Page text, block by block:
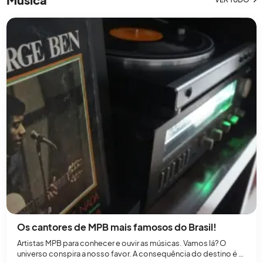
Os cantores de MPB mais famosos do Brasil!
Artistas MPB para conhecer e ouvir as músicas. Vamos lá? O
universo conspira a nosso favor. A consequência do destino é o